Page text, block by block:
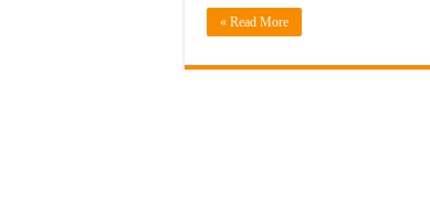
Read More »